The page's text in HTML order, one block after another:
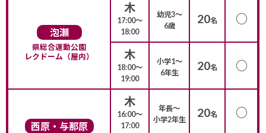
泡瀬
県総合運動公園
レクドーム（屋内）
木
17:00〜
18:00
幼児3〜
6歳
20名 ○
木
18:00〜
19:00
小学1〜
6年生
20名 ○
西原・与那原
木
16:00〜
17:00
年長〜
小学2年生
20名 ○